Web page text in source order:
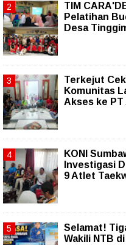
TIM
Pelatihan
Desa
Terkejut
Komunitas
Akses ke PT
KONI
Investigasi
9 Atlet
Selamat!
Wakili NTB